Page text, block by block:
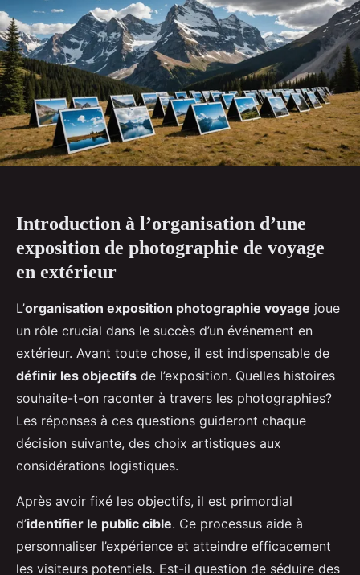
Introduction à l’organisation d’une
exposition de photographie de voyage
en extérieur
L’organisation exposition photographie voyage joue
un rôle crucial dans le succès d’un événement en
extérieur. Avant toute chose, il est indispensable de
définir les objectifs de l’exposition. Quelles histoires
souhaite-t-on raconter à travers les photographies?
Les réponses à ces questions guideront chaque
décision suivante, des choix artistiques aux
considérations logistiques.
Après avoir fixé les objectifs, il est primordial
d’identifier le public cible. Ce processus aide à
personnaliser l’expérience et atteindre efficacement
les visiteurs potentiels. Est-il question de séduire des